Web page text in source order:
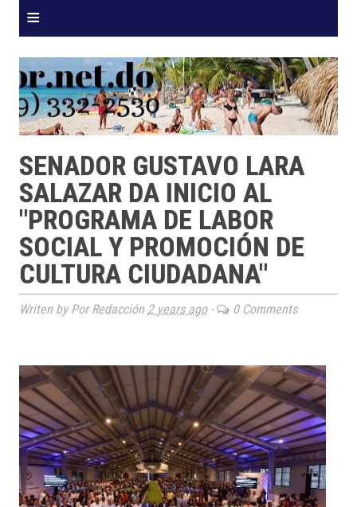
≡
SENADOR GUSTAVO LARA
SALAZAR DA INICIO AL
"PROGRAMA DE LABOR
SOCIAL Y PROMOCIÓN DE
CULTURA CIUDADANA"
Writen by Por Redacción 2 years ago- 0 Comments